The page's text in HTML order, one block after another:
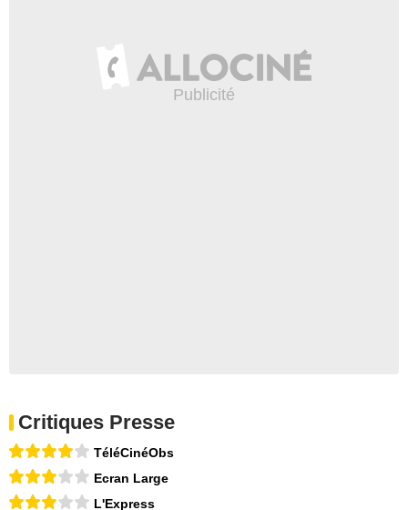
Critiques Presse
TéléCinéObs
Ecran Large
L'Express